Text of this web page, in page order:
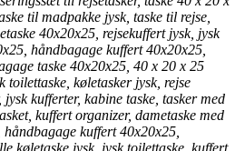
til madpakke jysk, taske til rejse,
40x20x25, rejsekuffert jysk, jysk
håndbagage kuffert 40x20x25,
taske 40x20x25, 40 x 20 x 25
toilettaske, køletasker jysk, rejse
kufferter, kabine taske, tasker med
kuffert organizer, dametaske med
kuffert 40x20x25,
køletaske jysk, jysk toilettaske, kuffert